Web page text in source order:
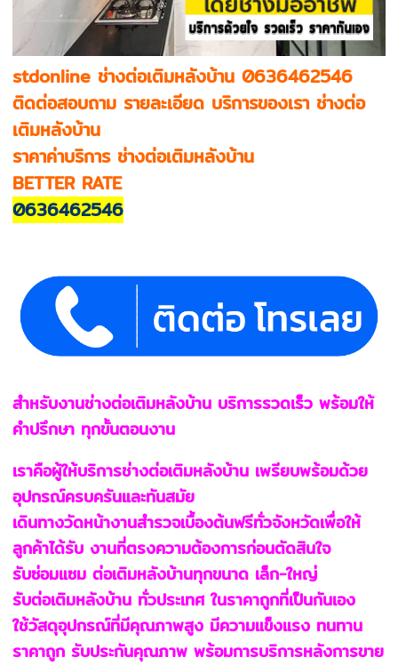
stdonline ช่างต่อเติมหลังบ้าน 0636462546
ติดต่อสอบถาม รายละเอียด บริการของเรา ช่างต่อ
เติมหลังบ้าน
ราคาค่าบริการ ช่างต่อเติมหลังบ้าน
BETTER RATE
0636462546
สำหรับงานช่างต่อเติมหลังบ้าน บริการรวดเร็ว พร้อมให้
คำปรึกษา ทุกขั้นตอนงาน
เราคือผู้ให้บริการช่างต่อเติมหลังบ้าน เพรียบพร้อมด้วย
อุปกรณ์ครบครันและทันสมัย
เดินทางวัดหน้างานสำรวจเบื้องต้นฟรีทั่วจังหวัดเพื่อให้
ลูกค้าได้รับ งานที่ตรงความต้องการก่อนตัดสินใจ
รับซ่อมแซม ต่อเติมหลังบ้านทุกขนาด เล็ก-ใหญ่
รับต่อเติมหลังบ้าน ทั่วประเทศ ในราคาถูกที่เป็นกันเอง
ใช้วัสดุอุปกรณ์ที่มีคุณภาพสูง มีความแข็งแรง ทนทาน
ราคาถูก รับประกันคุณภาพ พร้อมการบริการหลังการขาย